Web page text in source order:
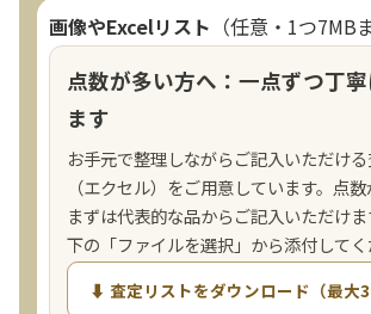
画像やExcelリスト （任意・1つ7MB
点数が多い方へ：一点ずつ丁
ます
お手元で整理しながらご記入いただけ
（エクセル）をご用意しています。点数
まずは代表的な品からご記入いただけま
下の「ファイルを選択」から添付してく
⬇ 査定リストをダウンロード（最大